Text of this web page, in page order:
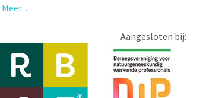
Meer…
Aangesloten bij: